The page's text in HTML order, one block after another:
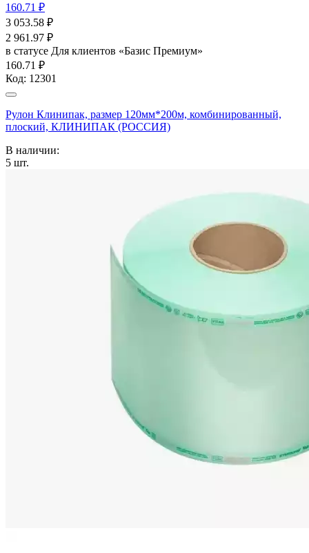
160.71 ₽
3 053.58 ₽
2 961.97 ₽
в статусе Для клиентов «Базис Премиум»
160.71 ₽
Код: 12301
Рулон Клинипак, размер 120мм*200м, комбинированный,
плоский, КЛИНИПАК (РОССИЯ)
В наличии:
5 шт.